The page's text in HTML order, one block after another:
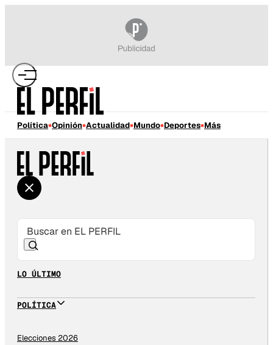
Política Opinión Actualidad Mundo Deportes Más
LO ÚLTIMO
POLÍTICA
Elecciones 2026